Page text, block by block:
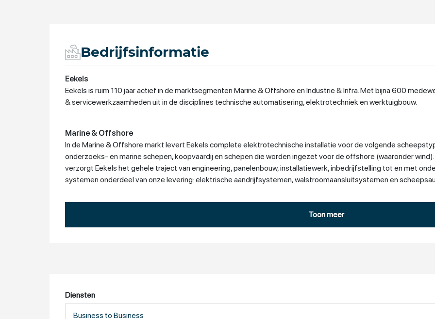
Bedrijfsinformatie
Eekels
Eekels is ruim 110 jaar actief in de marktsegmenten Marine & Offshore en Industrie & Infra. Met bijna 600
& servicewerkzaamheden uit in de disciplines technische automatisering, elektrotechniek en werktuigbouw.
Marine & Offshore
In de Marine & Offshore markt levert Eekels complete elektrotechnische installatie voor de volgende
onderzoeks- en marine schepen, koopvaardij en schepen die worden ingezet voor de offshore (waaronder
verzorgt Eekels het gehele traject van engineering, panelenbouw, installatiewerk, inbedrijfstelling tot en met
systemen onderdeel van onze levering: elektrische aandrijfsystemen, walstroomaansluitsystemen en
Toon meer
Diensten
Business to Business